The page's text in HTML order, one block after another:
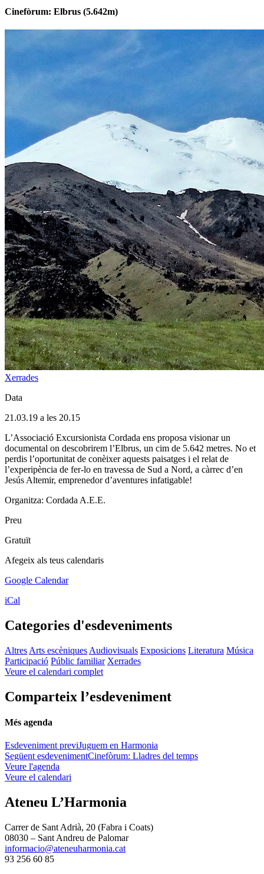
Cinefòrum: Elbrus (5.642m)
Xerrades
Data
21.03.19 a les 20.15
L’Associació Excursionista Cordada ens proposa visionar un
documental on descobrirem l’Elbrus, un cim de 5.642 metres. No et
perdis l’oportunitat de conèixer aquests paisatges i el relat de
l’experipència de fer-lo en travessa de Sud a Nord, a càrrec d’en
Jesús Altemir, emprenedor d’aventures infatigable!
Organitza: Cordada A.E.E.
Preu
Gratuït
Afegeix als teus calendaris
Google Calendar
iCal
Categories d'esdeveniments
Altres Arts escèniques Audiovisuals Exposicions Literatura Música
Participació Públic familiar Xerrades
Veure el calendari complet
Comparteix l’esdeveniment
Més agenda
Esdeveniment previJuguem en Harmonia
Següent esdevenimentCinefòrum: Lladres del temps
Veure l'agenda
Veure el calendari
Ateneu L’Harmonia
Carrer de Sant Adrià, 20 (Fabra i Coats)
08030 – Sant Andreu de Palomar
informacio@ateneuharmonia.cat
93 256 60 85